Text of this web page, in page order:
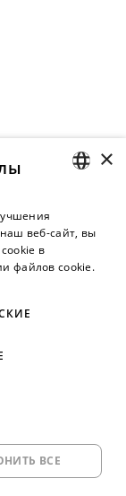
сексуальную
RUSSIAN
×
веб-сайт, вы
в
файлов cookie.
ВСЕ